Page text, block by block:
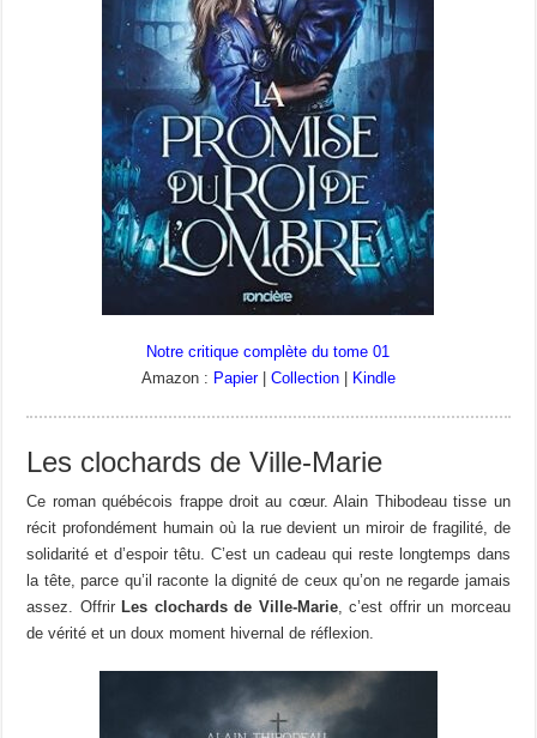
Notre critique complète du tome 01
Amazon : Papier| Collection| Kindle
Les clochards de Ville-Marie
Ce roman québécois frappe droit au cœur. Alain Thibodeau tisse un
récit profondément humain où la rue devient un miroir de fragilité, de
solidarité et d’espoir têtu. C’est un cadeau qui reste longtemps dans
la tête, parce qu’il raconte la dignité de ceux qu’on ne regarde jamais
assez. OffrirLes clochards de Ville-Marie, c’est offrir un morceau
de vérité et un doux moment hivernal de réflexion.